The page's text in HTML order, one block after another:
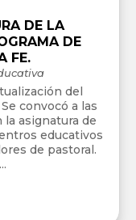
DE LA
DE
FE.
del
convocó a las
asignatura de
educativos
de pastoral.